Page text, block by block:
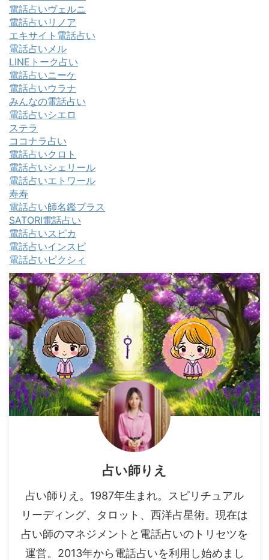
電話占いヴェルニ
電話占いリノア
エキサイト電話占い
電話占いメル
LINEトーク占い
電話占いニーケ
電話占いウラナ
みんなの電話占い
電話占いシエロ
ステラ
ココナラ占い
電話占いクロト
電話占いシェリール
電話占いエトワール
寿寿
電話占い師名鑑プラス
SATORI電話占い
電話占いスピカ
電話占いインスピ
電話占いピクシィ
占い師りえ
占い師りえ。1987年生まれ。スピリチュアル
リーディング、タロット、西洋占星術。現在は
占い師のマネジメントと電話占いのトリセツを
運営。2013年から電話占いを利用し始めまし